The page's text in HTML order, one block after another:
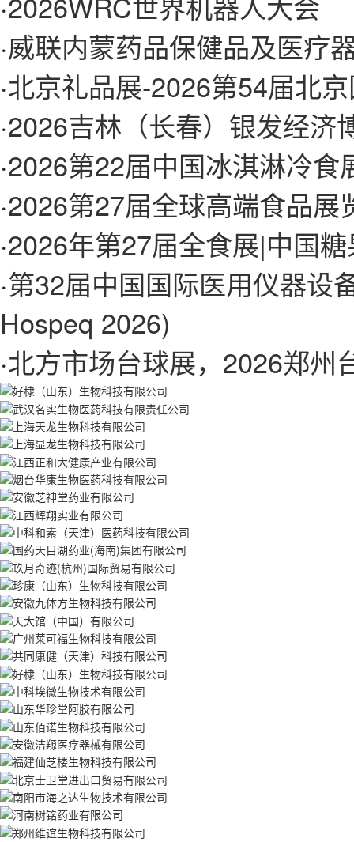
·威联内蒙药品保健品及医疗
·北京礼品展-2026第54届北
·2026吉林（长春）银发经济
·2026第22届中国冰淇淋冷食
·2026第27届全球高端食品展
·2026年第27届全食展|中国
·第32届中国国际医用仪器设
Hospeq 2026)
·北方市场台球展，2026郑州